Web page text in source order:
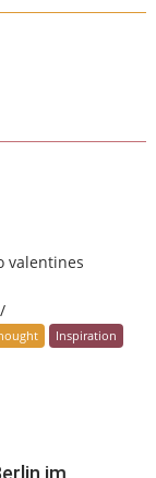
valentines
Inspiration
im